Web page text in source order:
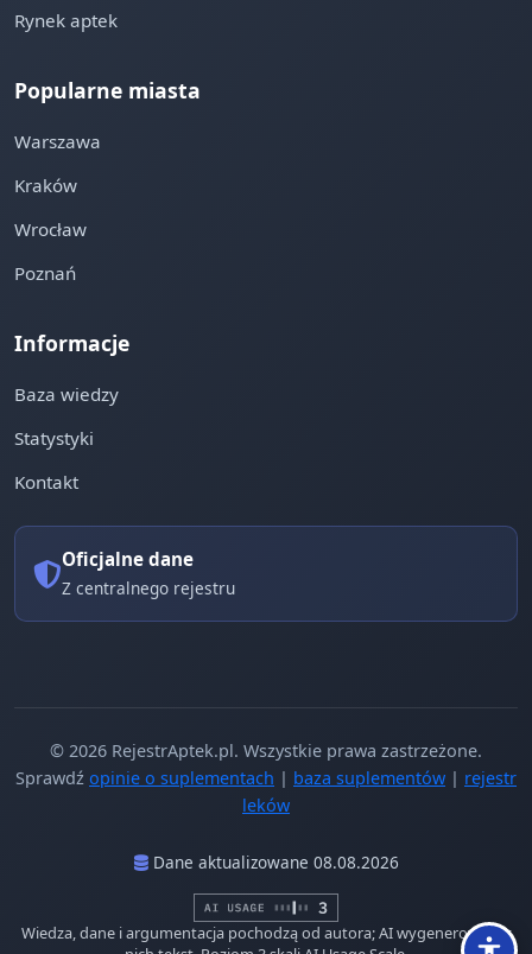
Rynek aptek
Popularne miasta
Warszawa
Kraków
Wrocław
Poznań
Informacje
Baza wiedzy
Statystyki
Kontakt
Oficjalne dane
Z centralnego rejestru
© 2026 RejestrAptek.pl. Wszystkie prawa zastrzeżone.
Sprawdź opinie o suplementach | baza suplementów | rejestr
leków
Dane aktualizowane 08.08.2026
Wiedza, dane i argumentacja pochodzą od autora; AI wygenerowało z